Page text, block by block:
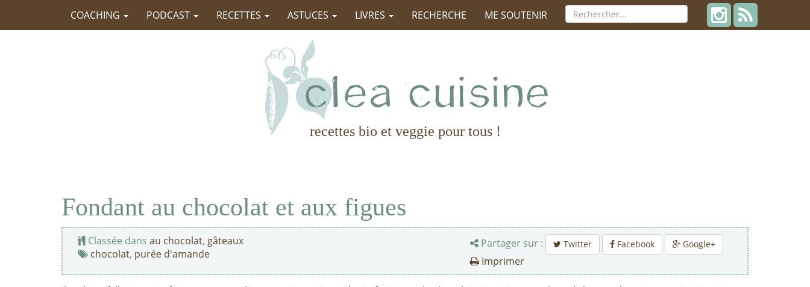
COACHING PODCAST RECETTES ASTUCES LIVRES RECHERCHE ME SOUTENIR
recettes bio et veggie pour tous !
Fondant au chocolat et aux figues
Classée dans au chocolat, gâteaux
chocolat, purée d'amande
Partager sur : Twitter Facebook Google+
Imprimer